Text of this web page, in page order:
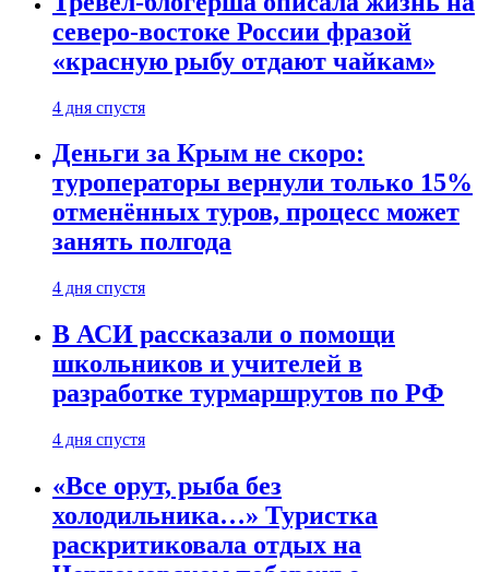
северо-востоке России фразой
«красную рыбу отдают чайкам»
4 дня спустя
Деньги за Крым не скоро:
туроператоры вернули только 15%
отменённых туров, процесс может
занять полгода
4 дня спустя
В АСИ рассказали о помощи
школьников и учителей в
разработке турмаршрутов по РФ
4 дня спустя
«Все орут, рыба без
холодильника…» Туристка
раскритиковала отдых на